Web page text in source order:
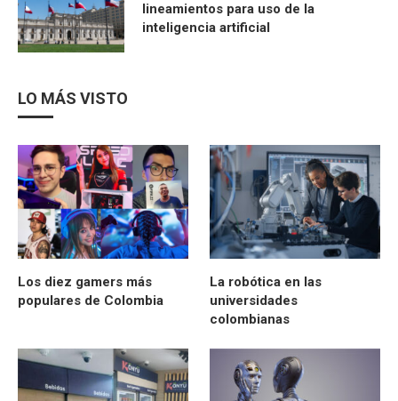
lineamientos para uso de la
inteligencia artificial
LO MÁS VISTO
Los diez gamers más
populares de Colombia
La robótica en las
universidades
colombianas